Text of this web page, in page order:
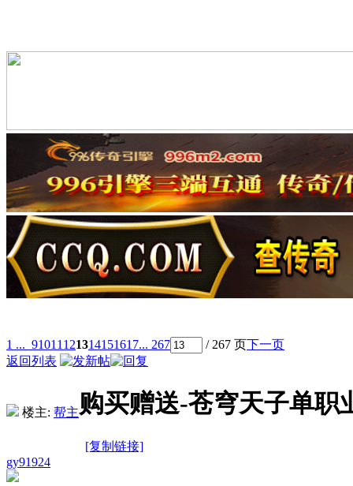
1 ... 91011 121314151617... 267 / 267 页下一页
返回列表
楼主: 帮主 购买赠送-苍穹天子单
[复制链接]
gy91924